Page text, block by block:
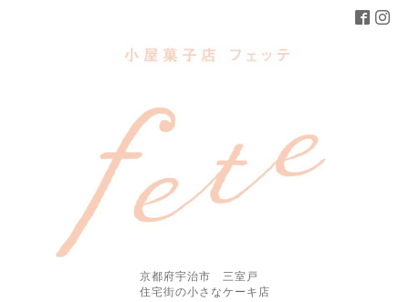
京都府宇治市 三室戸
住宅街の小さなケーキ店